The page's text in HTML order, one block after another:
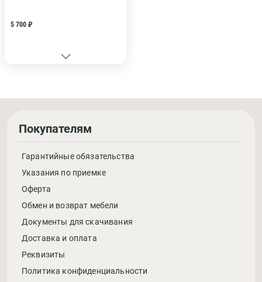
5 700 ₽
Покупателям
Гарантийные обязательства
Указания по приемке
Оферта
Обмен и возврат мебели
Документы для скачивания
Доставка и оплата
Реквизиты
Политика конфиденциальности